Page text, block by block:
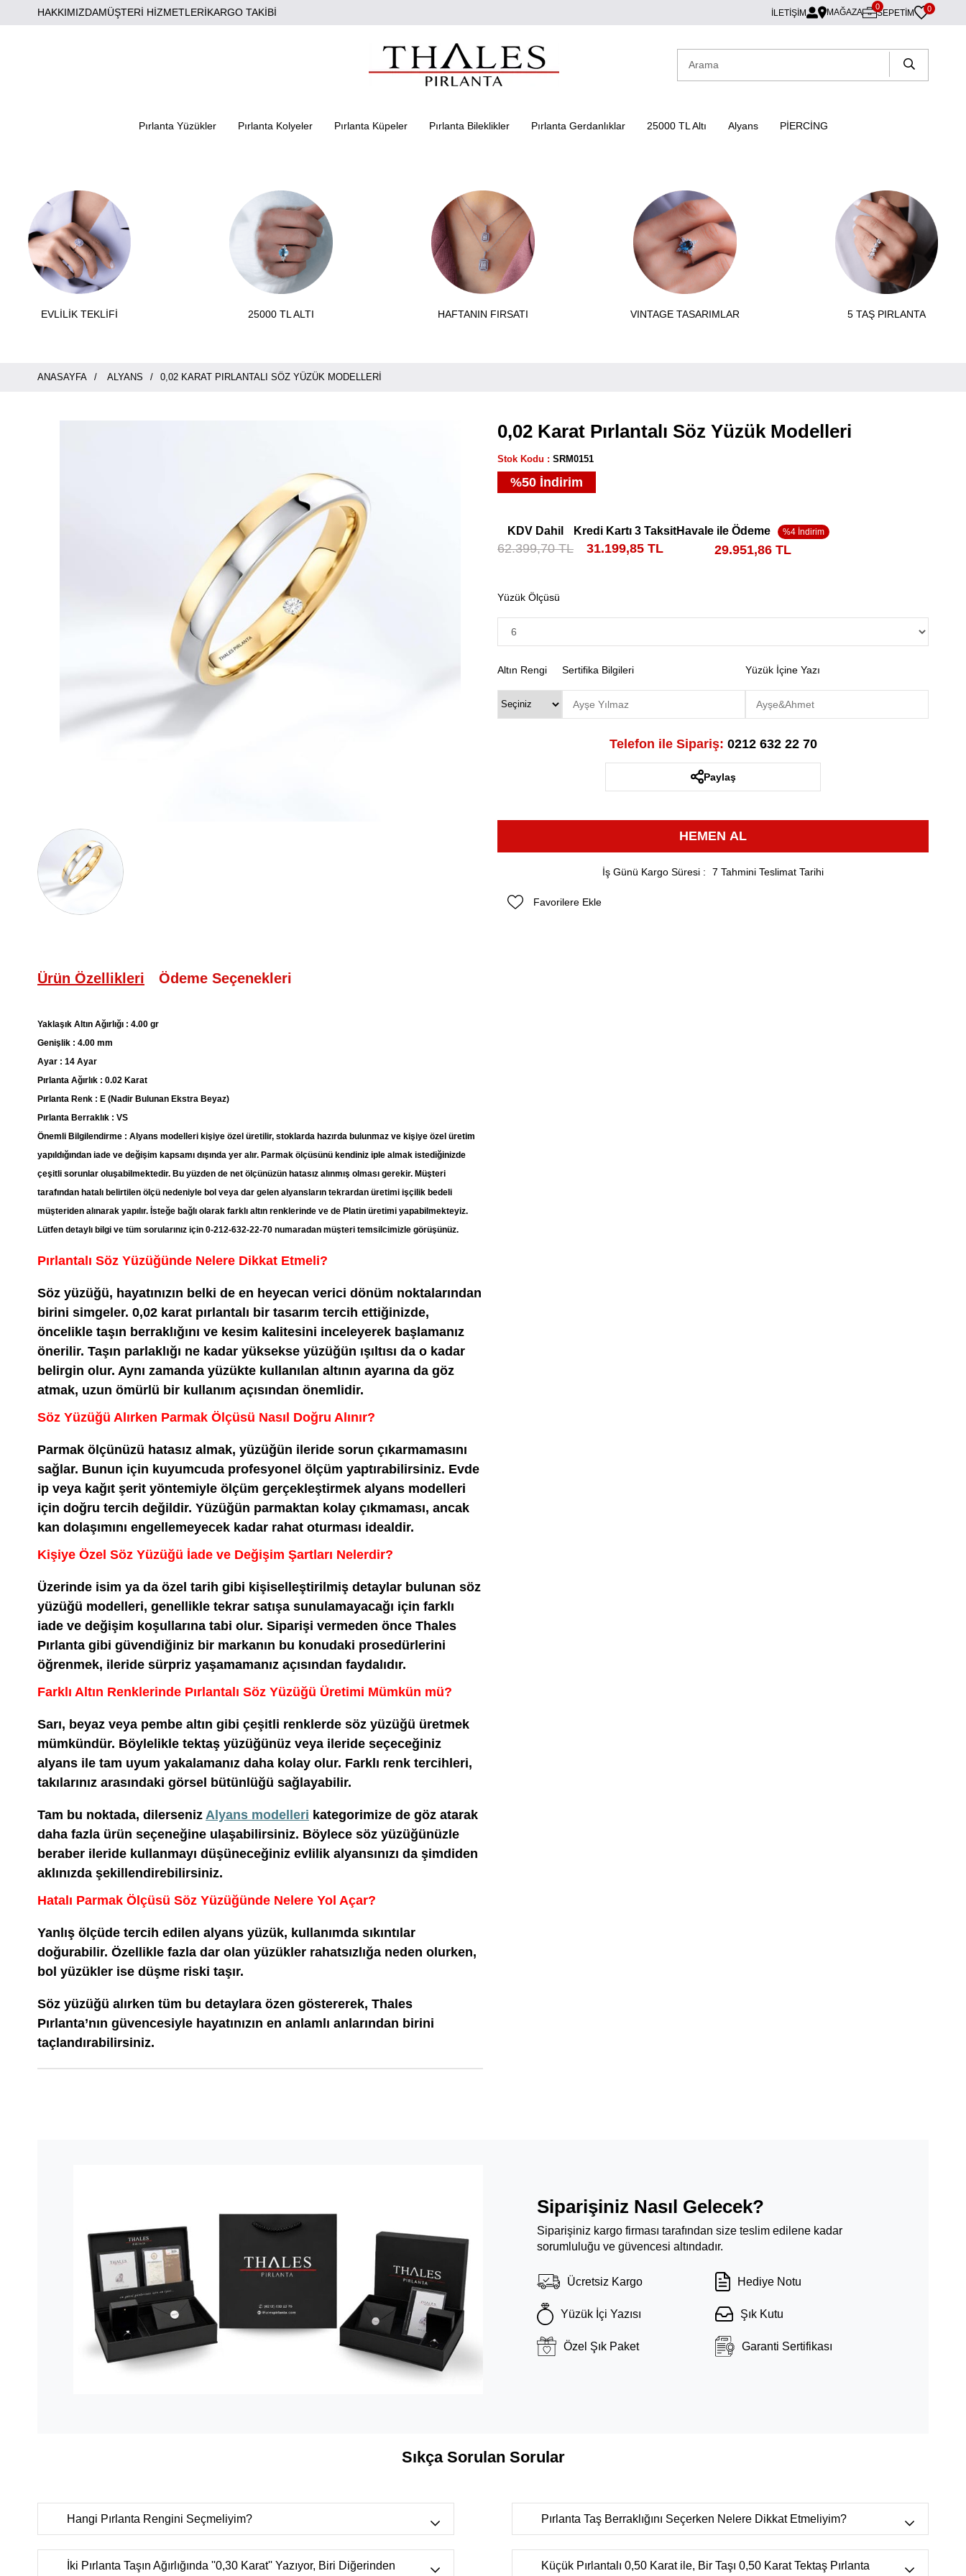
HAKKIMIZDAMÜŞTERİ HİZMETLERİKARGO TAKİBİ İLETİŞİM MAĞAZA SEPETIM
0 0
Pırlanta Yüzükler Pırlanta Kolyeler Pırlanta Küpeler Pırlanta Bileklikler Pırlanta Gerdanlıklar 25000 TL Altı Alyans PİERCİNG
EVLİLİK TEKLİFİ 25000 TL ALTI HAFTANIN FIRSATI VINTAGE TASARIMLAR 5 TAŞ PIRLANTA
ANASAYFA ALYANS 0,02 KARAT PIRLANTALI SÖZ YÜZÜK MODELLERI
Ürün Özellikleri Ödeme Seçenekleri
Yaklaşık Altın Ağırlığı : 4.00 gr
Genişlik : 4.00 mm
Ayar : 14 Ayar
Pırlanta Ağırlık : 0.02 Karat
Pırlanta Renk : E (Nadir Bulunan Ekstra Beyaz)
Pırlanta Berraklık : VS
Önemli Bilgilendirme : Alyans modelleri kişiye özel üretilir, stoklarda hazırda bulunmaz ve kişiye özel üretim
yapıldığından iade ve değişim kapsamı dışında yer alır. Parmak ölçüsünü kendiniz iple almak istediğinizde
çeşitli sorunlar oluşabilmektedir. Bu yüzden de net ölçünüzün hatasız alınmış olması gerekir. Müşteri
tarafından hatalı belirtilen ölçü nedeniyle bol veya dar gelen alyansların tekrardan üretimi işçilik bedeli
müşteriden alınarak yapılır. İsteğe bağlı olarak farklı altın renklerinde ve de Platin üretimi yapabilmekteyiz.
Lütfen detaylı bilgi ve tüm sorularınız için 0-212-632-22-70 numaradan müşteri temsilcimizle görüşünüz.
Pırlantalı Söz Yüzüğünde Nelere Dikkat Etmeli?
Söz yüzüğü, hayatınızın belki de en heyecan verici dönüm noktalarından
birini simgeler. 0,02 karat pırlantalı bir tasarım tercih ettiğinizde,
öncelikle taşın berraklığını ve kesim kalitesini inceleyerek başlamanız
önerilir. Taşın parlaklığı ne kadar yüksekse yüzüğün ışıltısı da o kadar
belirgin olur. Aynı zamanda yüzükte kullanılan altının ayarına da göz
atmak, uzun ömürlü bir kullanım açısından önemlidir.
Söz Yüzüğü Alırken Parmak Ölçüsü Nasıl Doğru Alınır?
Parmak ölçünüzü hatasız almak, yüzüğün ileride sorun çıkarmamasını
sağlar. Bunun için kuyumcuda profesyonel ölçüm yaptırabilirsiniz. Evde
ip veya kağıt şerit yöntemiyle ölçüm gerçekleştirmek alyans modelleri
için doğru tercih değildir. Yüzüğün parmaktan kolay çıkmaması, ancak
kan dolaşımını engellemeyecek kadar rahat oturması idealdir.
Kişiye Özel Söz Yüzüğü İade ve Değişim Şartları Nelerdir?
Üzerinde isim ya da özel tarih gibi kişiselleştirilmiş detaylar bulunan söz
yüzüğü modelleri, genellikle tekrar satışa sunulamayacağı için farklı
iade ve değişim koşullarına tabi olur. Siparişi vermeden önce Thales
Pırlanta gibi güvendiğiniz bir markanın bu konudaki prosedürlerini
öğrenmek, ileride sürpriz yaşamamanız açısından faydalıdır.
Farklı Altın Renklerinde Pırlantalı Söz Yüzüğü Üretimi Mümkün mü?
Sarı, beyaz veya pembe altın gibi çeşitli renklerde söz yüzüğü üretmek
mümkündür. Böylelikle tektaş yüzüğünüz veya ileride seçeceğiniz
alyans ile tam uyum yakalamanız daha kolay olur. Farklı renk tercihleri,
takılarınız arasındaki görsel bütünlüğü sağlayabilir.
Tam bu noktada, dilerseniz Alyans modelleri kategorimize de göz atarak
daha fazla ürün seçeneğine ulaşabilirsiniz. Böylece söz yüzüğünüzle
beraber ileride kullanmayı düşüneceğiniz evlilik alyansınızı da şimdiden
aklınızda şekillendirebilirsiniz.
Hatalı Parmak Ölçüsü Söz Yüzüğünde Nelere Yol Açar?
Yanlış ölçüde tercih edilen alyans yüzük, kullanımda sıkıntılar
doğurabilir. Özellikle fazla dar olan yüzükler rahatsızlığa neden olurken,
bol yüzükler ise düşme riski taşır.
Söz yüzüğü alırken tüm bu detaylara özen göstererek, Thales
Pırlanta’nın güvencesiyle hayatınızın en anlamlı anlarından birini
taçlandırabilirsiniz.
0,02 Karat Pırlantalı Söz Yüzük Modelleri
Stok Kodu SRM0151
%50 İndirim
KDV Dahil
62.399,70 TL
Kredi Kartı 3 Taksit
31.199,85 TL
Havale ile Ödeme
29.951,86 TL
Yüzük Ölçüsü
Altın Rengi Sertifika Bilgileri Yüzük İçine Yazı
Telefon ile Sipariş: 0212 632 22 70
Paylaş
İş Günü Kargo Süresi : 7 Tahmini Teslimat Tarihi
Favorilere Ekle
Siparişiniz Nasıl Gelecek?
Siparişiniz kargo firması tarafından size teslim edilene kadar
sorumluluğu ve güvencesi altındadır.
Ücretsiz Kargo Hediye Notu
Yüzük İçi Yazısı Şık Kutu
Özel Şık Paket Garanti Sertifikası
Sıkça Sorulan Sorular
Hangi Pırlanta Rengini Seçmeliyim?
D color(Çok nadir bulunan ekstra beyaz),E color(Nadir bulunan
ekstra beyaz),F color (Ekstra beyaz),G color(Beyaz Plus),H color
Pırlanta Taş Berraklığını Seçerken Nelere Dikkat Etmeliyim?
FL-IF(Tertemiz, çok nadir bulunur.),VVS(Mikroskop ortamında
ancak uzmanlar tarafından görülebilecek çok çok küçük doğal izler.)
İki Pırlanta Taşın Ağırlığında ''0,30 Karat'' Yazıyor, Biri Diğerinden Küçük Pırlantalı 0,50 Karat ile, Bir Taşı 0,50 Karat Tektaş Pırlanta